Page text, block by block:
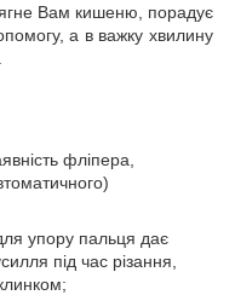
Вам кишеню, порадує
а в важку хвилину
фліпера,
упору пальця дає
під час різання,